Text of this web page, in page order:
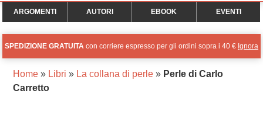
ARGOMENTI AUTORI EBOOK EVENTI
SPEDIZIONE GRATUITA con corriere espresso per gli ordini sopra i 40 € Ignora
Home» Libri » La collana di perle» Perle di Carlo
Carretto